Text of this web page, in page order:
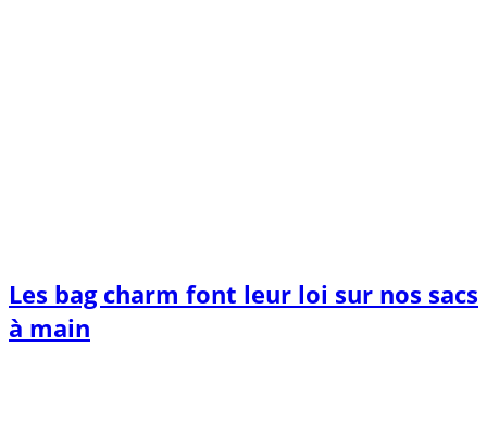
Les bag charm font leur loi sur nos sacs
à main